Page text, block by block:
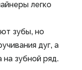
легко
зубы, но
дуг, а
на зубной ряд.